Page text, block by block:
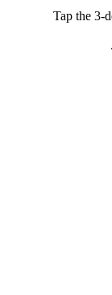
Tap the 3-
.